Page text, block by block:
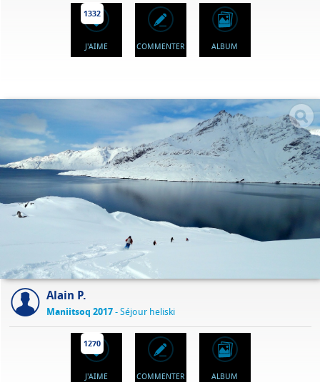
1332
J'AIME COMMENTER ALBUM
Alain P.
Maniitsoq 2017- Séjour heliski
1270
J'AIME COMMENTER ALBUM